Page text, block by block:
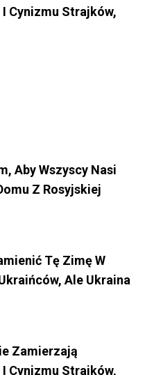
Cynizmu Strajków,
Aby Wszyscy Nasi
Z Rosyjskiej
Tę Zimę W
Ale Ukraina
Zamierzają
Cynizmu Strajków,